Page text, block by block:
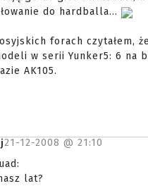
do hardballa...
forach czytałem,
w serii Yunker5: 6 na
AK105.
21-12-2008 @ 21:10
lat?